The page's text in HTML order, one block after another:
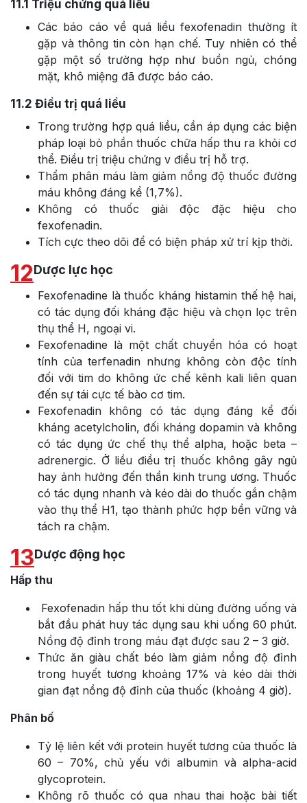
11.1 Triệu chứng quá liều
Các báo cáo về quá liều fexofenadin thường ít
gặp và thông tin còn hạn chế. Tuy nhiên có thể
gặp một số trường hợp như buồn ngủ, chóng
mặt, khô miệng đã được báo cáo.
11.2 Điều trị quá liều
Trong trường hợp quá liều, cần áp dụng các biện
pháp loại bỏ phần thuốc chữa hấp thu ra khỏi cơ
thể. Điều trị triệu chứng v điều trị hỗ trợ.
Thẩm phân máu làm giảm nồng độ thuốc đường
máu không đáng kể (1,7%).
Không có thuốc giải độc đặc hiệu cho
fexofenadin.
Tích cực theo dõi để có biện pháp xử trí kịp thời.
12Dược lực học
Fexofenadine là thuốc kháng histamin thế hệ hai,
có tác dụng đối kháng đặc hiệu và chọn lọc trên
thụ thể H, ngoại vi.
Fexofenadine là một chất chuyển hóa có hoạt
tính của terfenadin nhưng không còn độc tính
đối với tim do không ức chế kênh kali liên quan
đến sự tái cực tế bào cơ tim.
Fexofenadin không có tác dụng đáng kể đối
kháng acetylcholin, đối kháng dopamin và không
có tác dụng ức chế thụ thể alpha, hoặc beta –
adrenergic. Ở liều điều trị thuốc không gây ngủ
hay ảnh hưởng đến thần kinh trung ương. Thuốc
có tác dụng nhanh và kéo dài do thuốc gắn chậm
vào thụ thể H1, tạo thành phức hợp bền vững và
tách ra chậm.
13Dược động học
Hấp thu
Fexofenadin hấp thu tốt khi dùng đường uống và
bắt đầu phát huy tác dụng sau khi uống 60 phút.
Nồng độ đỉnh trong máu đạt được sau 2 – 3 giờ.
Thức ăn giàu chất béo làm giảm nồng độ đỉnh
trong huyết tương khoảng 17% và kéo dài thời
gian đạt nồng độ đỉnh của thuốc (khoảng 4 giờ).
Phân bố
Tỷ lệ liên kết với protein huyết tương của thuốc là
60 – 70%, chủ yếu với albumin và alpha-acid
glycoprotein.
Không rõ thuốc có qua nhau thai hoặc bài tiết